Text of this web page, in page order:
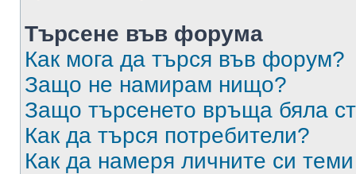
Търсене във форума
Как мога да търся във форум?
Защо не намирам нищо?
Защо търсенето връща бяла
Как да търся потребители?
Как да намеря личните си